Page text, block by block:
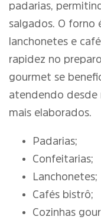
padarias,
salgados. O forno
lanchonetes e
rapidez no
gourmet se
atendendo desde
mais elaborados.
Padarias;
Confeitarias;
Lanchonetes;
Cafés bistrô;
Cozinhas